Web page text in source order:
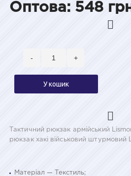
Оптова: 548
- +
У кошик
Тактичний рюкзак армійський
рюкзак хакі військовий штурмовий
Матеріал — Текстиль;